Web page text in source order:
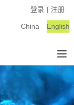
登录 注册
English
China